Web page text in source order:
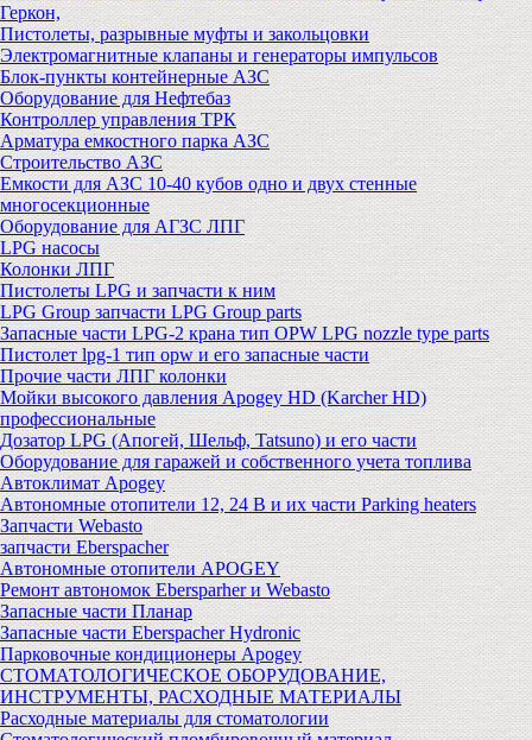
Геркон,
Пистолеты, разрывные муфты и закольцовки
Электромагнитные клапаны и генераторы импульсов
Блок-пункты контейнерные АЗС
Оборудование для Нефтебаз
Контроллер управления ТРК
Арматура емкостного парка АЗС
Строительство АЗС
Емкости для АЗС 10-40 кубов одно и двух стенные
многосекционные
Оборудование для АГЗС ЛПГ
LPG насосы
Колонки ЛПГ
Пистолеты LPG и запчасти к ним
LPG Group запчасти LPG Group parts
Запасные части LPG-2 крана тип OPW LPG nozzle type parts
Пистолет lpg-1 тип opw и его запасные части
Прочие части ЛПГ колонки
Мойки высокого давления Apogey HD (Karcher HD)
профессиональные
Дозатор LPG (Апогей, Шельф, Tatsuno) и его части
Оборудование для гаражей и собственного учета топлива
Автоклимат Apogey
Автономные отопители 12, 24 В и их части Parking heaters
Запчасти Webasto
запчасти Eberspacher
Автономные отопители APOGEY
Ремонт автономок Ebersparher и Webasto
Запасные части Планар
Запасные части Eberspacher Hydronic
Парковочные кондиционеры Apogey
СТОМАТОЛОГИЧЕСКОЕ ОБОРУДОВАНИЕ,
ИНСТРУМЕНТЫ, РАСХОДНЫЕ МАТЕРИАЛЫ
Расходные материалы для стоматологии